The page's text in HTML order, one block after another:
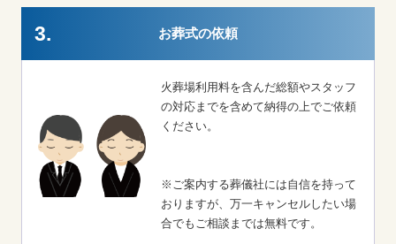
3. お葬式の依頼
火葬場利用料を含んだ総額やスタッフ
の対応までを含めて納得の上でご依頼
ください。
※ご案内する葬儀社には自信を持って
おりますが、万一キャンセルしたい場
合でもご相談までは無料です。